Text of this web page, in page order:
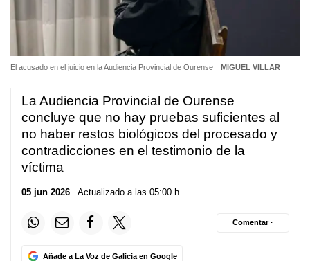
El acusado en el juicio en la Audiencia Provincial de Ourense MIGUEL VILLAR
La Audiencia Provincial de Ourense
concluye que no hay pruebas suficientes al
no haber restos biológicos del procesado y
contradicciones en el testimonio de la
víctima
05 jun 2026 . Actualizado a las 05:00 h.
Añade a La Voz de Galicia en Google
Comentar ·